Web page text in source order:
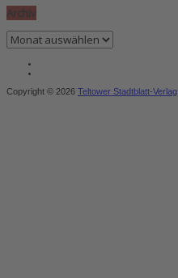
Archiv
Archiv
Copyright © 2026 Teltower Stadtblatt-Verlag